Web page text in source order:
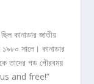
কানাডার জাতীয়
সালে। কানাডার
তাদের গড গৌরবময়
and free!”